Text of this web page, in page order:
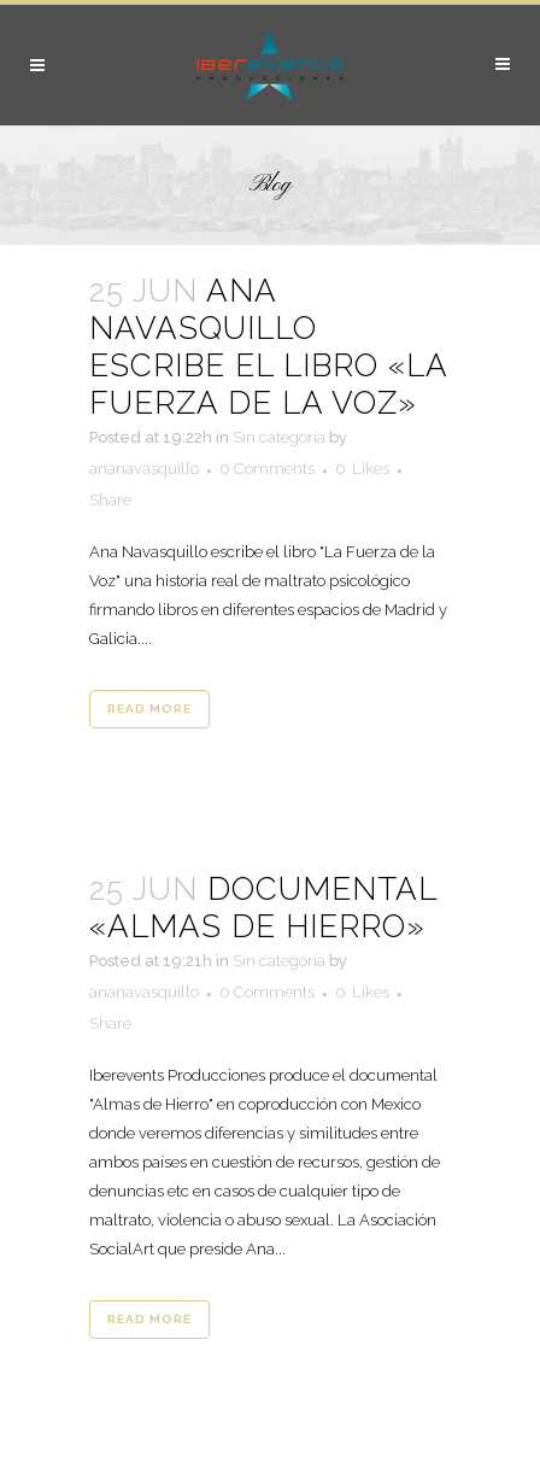
Blog
25 JUN ANA
NAVASQUILLO
ESCRIBE EL LIBRO «LA
FUERZA DE LA VOZ»
Posted at 19:22h in Sin categoría by
ananavasquillo
0 Comments 0 Likes
Share
Ana Navasquillo escribe el libro "La Fuerza de la
Voz" una historia real de maltrato psicológico
firmando libros en diferentes espacios de Madrid y
Galicia....
READ MORE
25 JUN DOCUMENTAL
«ALMAS DE HIERRO»
Posted at 19:21h in Sin categoría by
ananavasquillo
0 Comments 0 Likes
Share
Iberevents Producciones produce el documental
"Almas de Hierro" en coproducción con Mexico
donde veremos diferencias y similitudes entre
ambos países en cuestión de recursos, gestión de
denuncias etc en casos de cualquier tipo de
maltrato, violencia o abuso sexual. La Asociación
SocialArt que preside Ana...
READ MORE